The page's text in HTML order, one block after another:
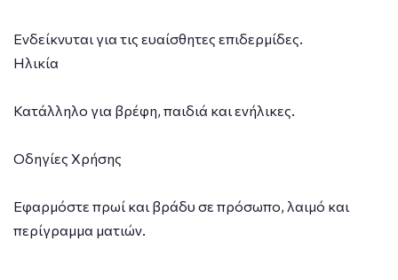
Ενδείκνυται για τις ευαίσθητες επιδερμίδες.
Hλικία
Κατάλληλο για βρέφη, παιδιά και ενήλικες.
Οδηγίες Χρήσης
Εφαρμόστε πρωί και βράδυ σε πρόσωπο, λαιμό και
περίγραμμα ματιών.